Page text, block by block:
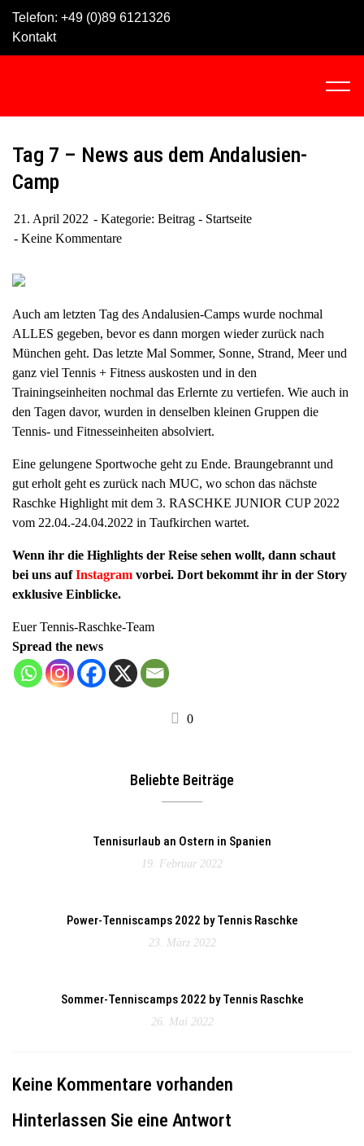
Telefon: +49 (0)89 6121326
Kontakt
C
a
i
Tag 7 – News aus dem Andalusien-
Camp
21. April 2022 Kategorie: Beitrag - Startseite
Keine Kommentare
Auch am letzten Tag des Andalusien-Camps wurde nochmal
ALLES gegeben, bevor es dann morgen wieder zurück nach
München geht. Das letzte Mal Sommer, Sonne, Strand, Meer und
ganz viel Tennis + Fitness auskosten und in den
Trainingseinheiten nochmal das Erlernte zu vertiefen. Wie auch in
den Tagen davor, wurden in denselben kleinen Gruppen die
Tennis- und Fitnesseinheiten absolviert.
Eine gelungene Sportwoche geht zu Ende. Braungebrannt und
gut erholt geht es zurück nach MUC, wo schon das nächste
Raschke Highlight mit dem 3. RASCHKE JUNIOR CUP 2022
vom 22.04.-24.04.2022 in Taufkirchen wartet.
Wenn ihr die Highlights der Reise sehen wollt, dann schaut
bei uns aufInstagram vorbei. Dort bekommt ihr in der Story
exklusive Einblicke.
Euer Tennis-Raschke-Team
Spread the news
0
Beliebte Beiträge
Tennisurlaub an Ostern in Spanien
19. Februar 2022
Power-Tenniscamps 2022 by Tennis Raschke
23. März 2022
Sommer-Tenniscamps 2022 by Tennis Raschke
26. Mai 2022
Keine Kommentare vorhanden
Hinterlassen Sie eine Antwort